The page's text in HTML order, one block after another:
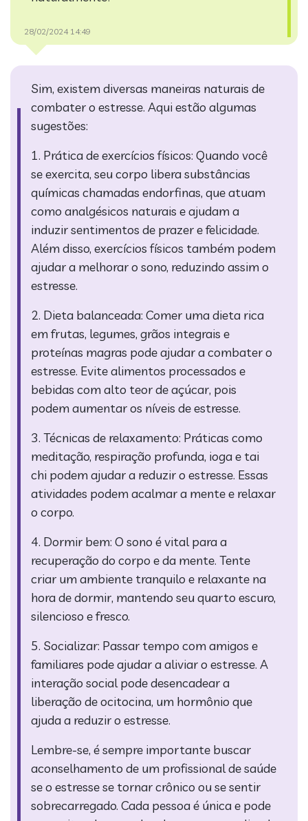
28/02/2024 14:49
Sim, existem diversas maneiras naturais de
combater o estresse. Aqui estão algumas
sugestões:
1. Prática de exercícios físicos: Quando você
se exercita, seu corpo libera substâncias
químicas chamadas endorfinas, que atuam
como analgésicos naturais e ajudam a
induzir sentimentos de prazer e felicidade.
Além disso, exercícios físicos também podem
ajudar a melhorar o sono, reduzindo assim o
estresse.
2. Dieta balanceada: Comer uma dieta rica
em frutas, legumes, grãos integrais e
proteínas magras pode ajudar a combater o
estresse. Evite alimentos processados e
bebidas com alto teor de açúcar, pois
podem aumentar os níveis de estresse.
3. Técnicas de relaxamento: Práticas como
meditação, respiração profunda, ioga e tai
chi podem ajudar a reduzir o estresse. Essas
atividades podem acalmar a mente e relaxar
o corpo.
4. Dormir bem: O sono é vital para a
recuperação do corpo e da mente. Tente
criar um ambiente tranquilo e relaxante na
hora de dormir, mantendo seu quarto escuro,
silencioso e fresco.
5. Socializar: Passar tempo com amigos e
familiares pode ajudar a aliviar o estresse. A
interação social pode desencadear a
liberação de ocitocina, um hormônio que
ajuda a reduzir o estresse.
Lembre-se, é sempre importante buscar
aconselhamento de um profissional de saúde
se o estresse se tornar crônico ou se sentir
sobrecarregado. Cada pessoa é única e pode